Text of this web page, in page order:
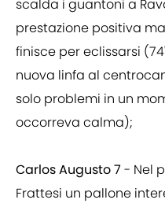
scalda i guantoni a
prestazione positiva
finisce per eclissarsi (74'
nuova linfa al
solo problemi in un
occorreva calma);
Carlos Augusto 7 - Nel
Frattesi un pallone